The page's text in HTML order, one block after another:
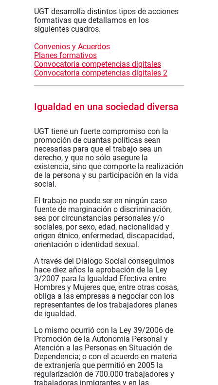
UGT desarrolla distintos tipos de acciones
formativas que detallamos en los
siguientes cuadros.
Convenios y Acuerdos
Planes formativos
Convocatoria competencias digitales
Convocatoria competencias digitales 2
Igualdad en una sociedad diversa
UGT tiene un fuerte compromiso con la
promoción de cuantas políticas sean
necesarias para que el trabajo sea un
derecho, y que no sólo asegure la
existencia, sino que comporte la realización
de la persona y su participación en la vida
social.
El trabajo no puede ser en ningún caso
fuente de marginación o discriminación,
sea por circunstancias personales y/o
sociales, por sexo, edad, nacionalidad y
origen étnico, enfermedad, discapacidad,
orientación o identidad sexual.
A través del Diálogo Social conseguimos
hace diez años la aprobación de la Ley
3/2007 para la Igualdad Efectiva entre
Hombres y Mujeres que, entre otras cosas,
obliga a las empresas a negociar con los
representantes de los trabajadores planes
de igualdad.
Lo mismo ocurrió con la Ley 39/2006 de
Promoción de la Autonomía Personal y
Atención a las Personas en Situación de
Dependencia; o con el acuerdo en materia
de extranjería que permitió en 2005 la
regularización de 700.000 trabajadores y
trabajadoras inmigrantes y en las